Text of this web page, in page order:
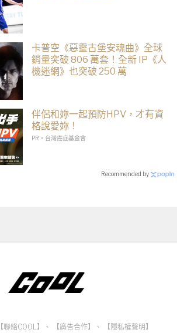
卡普空《惡靈古堡安魂曲》全球
銷量突破 806 萬套！全新 IP《人
機迷網》也突破 250 萬
伴侶和妳一起預防HPV，才有資
格說愛妳！
PR・台灣癌症基金會
Recommended by
【聯絡COOL】 、 【廣告合作】 、 【隱私權聲明】